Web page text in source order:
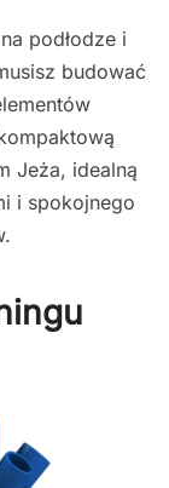
podłodze i
budować
Jeża, idealną
i spokojnego